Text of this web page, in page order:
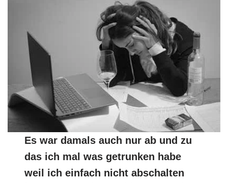
Es war damals auch nur ab und zu
das ich mal was getrunken habe
weil ich einfach nicht abschalten